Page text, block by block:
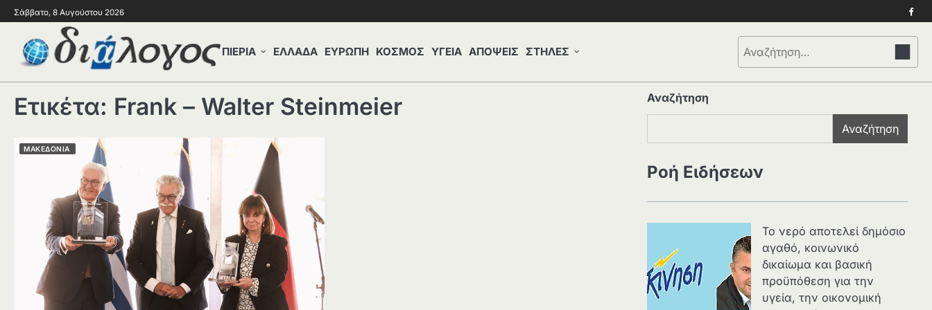
Σάββατο, 8 Αυγούστου 2026
ΠΙΕΡΙΑ ΕΛΛΑΔΑ ΕΥΡΩΠΗ ΚΟΣΜΟΣ ΥΓΕΙΑ ΑΠΟΨΕΙΣ ΣΤΗΛΕΣ
Αναζήτηση
για:
Ετικέτα: Frank – Walter Steinmeier
ΜΑΚΕΔΟΝΙΑ
Αναζήτηση
Αναζήτηση
Ροή Ειδήσεων
Το νερό αποτελεί δημόσιο
αγαθό, κοινωνικό
δικαίωμα και βασική
προϋπόθεση για την
υγεία, την οικονομική